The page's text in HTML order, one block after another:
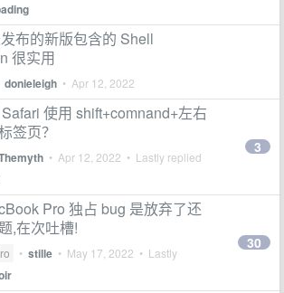
布的新版包含的 Shell
很实用
donieleigh • Apr 12, 2022
使用 shift+comnand+左右
签页？
• Apr 12, 2022 • Lastly replied
3
Pro 独占 bug 是放弃了还
,在次吐槽!
• stille • May 17, 2022 • Lastly
30